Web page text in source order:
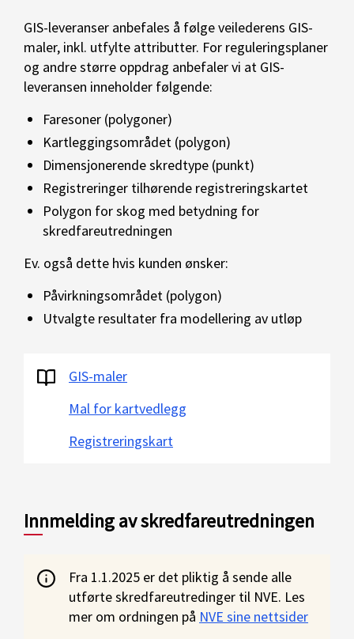
GIS-leveranser anbefales å følge veilederens GIS-
maler, inkl. utfylte attributter. For reguleringsplaner
og andre større oppdrag anbefaler vi at GIS-
leveransen inneholder følgende:
Faresoner (polygoner)
Kartleggingsområdet (polygon)
Dimensjonerende skredtype (punkt)
Registreringer tilhørende registreringskartet
Polygon for skog med betydning for
skredfareutredningen
Ev. også dette hvis kunden ønsker:
Påvirkningsområdet (polygon)
Utvalgte resultater fra modellering av utløp
GIS-maler
Mal for kartvedlegg
Registreringskart
Innmelding av skredfareutredningen
Fra 1.1.2025 er det pliktig å sende alle
utførte skredfareutredinger til NVE. Les
mer om ordningen på NVE sine nettsider